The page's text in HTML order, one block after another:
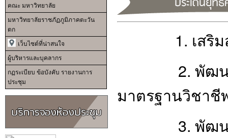
คณะ มหาวิทยาลัย
มหาวิทยาลัยราชภัฏภูมิภาคตะวัน
ตก
เว็บไซต์ที่น่าสนใจ
ผู้บริหารและบุคลากร
กฏระเบียบ ข้อบังคับ รายงานการ
ประชุม
1. เสริ
2. พัฒนาสม
มาตรฐานวิชาชี
3. พัฒนาระ